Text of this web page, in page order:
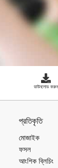
ডাউনলোড করুন
প্রতিকৃতি
মোজাইক
ফসল
আংশিক ব্লিচিং